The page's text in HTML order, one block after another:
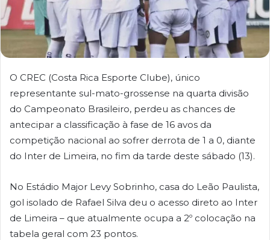
O CREC (Costa Rica Esporte Clube), único
representante sul-mato-grossense na quarta divisão
do Campeonato Brasileiro, perdeu as chances de
antecipar a classificação à fase de 16 avos da
competição nacional ao sofrer derrota de 1 a 0, diante
do Inter de Limeira, no fim da tarde deste sábado (13).
No Estádio Major Levy Sobrinho, casa do Leão Paulista,
gol isolado de Rafael Silva deu o acesso direto ao Inter
de Limeira – que atualmente ocupa a 2º colocação na
tabela geral com 23 pontos.